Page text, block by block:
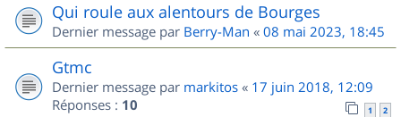
Qui roule aux alentours de Bourges
Dernier message par Berry-Man « 08 mai 2023, 18:45
Gtmc
Dernier message par markitos « 17 juin 2018, 12:09
Réponses : 10 1 2